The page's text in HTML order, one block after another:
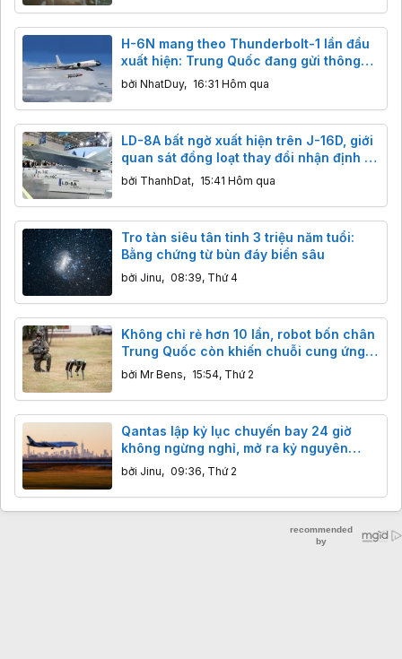
H-6N mang theo Thunderbolt-1 lần đầu
xuất hiện: Trung Quốc đang gửi thông
điệp gì tới các nhóm tàu sân bay?
bởi NhatDuy, 16:31 Hôm qua
LD-8A bất ngờ xuất hiện trên J-16D, giới
quan sát đồng loạt thay đổi nhận định về
tên lửa chống radar mới của Trung
bởi ThanhDat, 15:41 Hôm qua
Tro tàn siêu tân tinh 3 triệu năm tuổi:
Bằng chứng từ bùn đáy biển sâu
bởi Jinu, 08:39, Thứ 4
Không chỉ rẻ hơn 10 lần, robot bốn chân
Trung Quốc còn khiến chuỗi cung ứng
phương Tây rơi vào thế khó như thế nào?
bởi Mr Bens, 15:54, Thứ 2
Qantas lập kỷ lục chuyến bay 24 giờ
không ngừng nghỉ, mở ra kỷ nguyên
hàng không siêu đường dài
bởi Jinu, 09:36, Thứ 2